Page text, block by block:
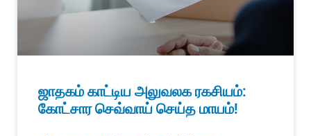
ஜாதகம் காட்டிய அலுவலக ரகசியம்:
கோட்சார செவ்வாய் செய்த மாயம்!